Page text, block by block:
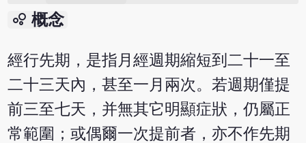
bubble_chart 概念
經行先期，是指月經週期縮短到二十一至
二十三天內，甚至一月兩次。若週期僅提
前三至七天，并無其它明顯症狀，仍屬正
常範圍；或偶爾一次提前者，亦不作先期